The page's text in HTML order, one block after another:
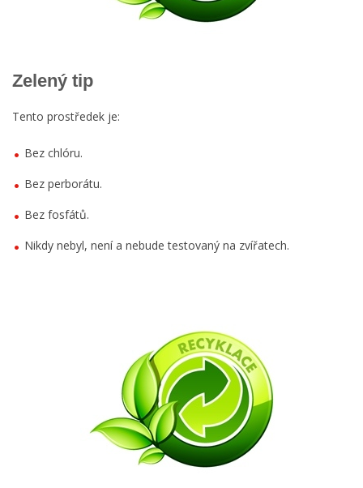
Zelený tip
Tento prostředek je:
Bez chlóru.
Bez perborátu.
Bez fosfátů.
Nikdy nebyl, není a nebude testovaný na zvířatech.